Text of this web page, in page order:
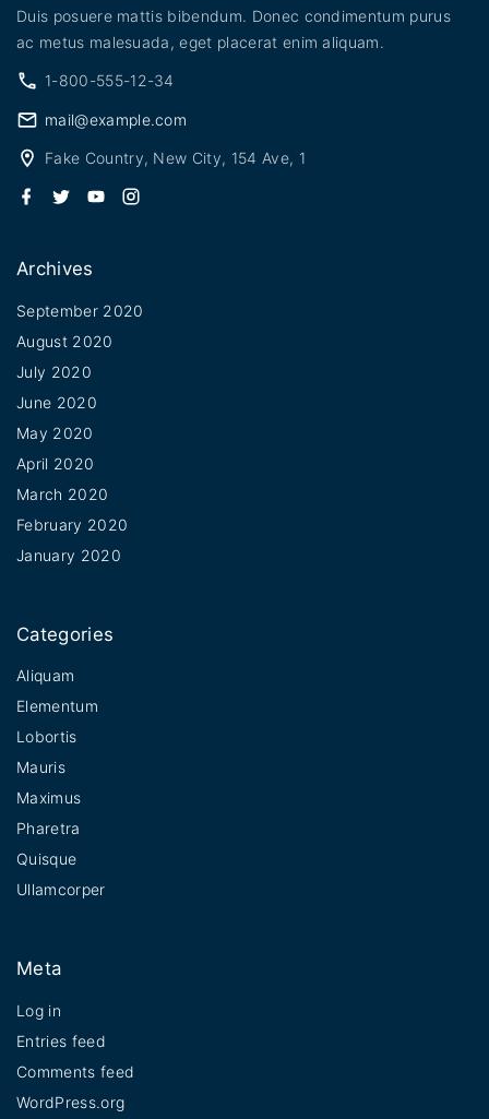
Duis posuere mattis bibendum. Donec condimentum purus
ac metus malesuada, eget placerat enim aliquam.
1-800-555-12-34
mail@example.com
Fake Country, New City, 154 Ave, 1
o
e
m
Archives
September 2020
August 2020
July 2020
June 2020
May 2020
April 2020
March 2020
February 2020
January 2020
Categories
Aliquam
Elementum
Lobortis
Mauris
Maximus
Pharetra
Quisque
Ullamcorper
Meta
Log in
Entries feed
Comments feed
WordPress.org